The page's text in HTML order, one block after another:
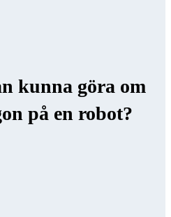
kunna göra om
på en robot?